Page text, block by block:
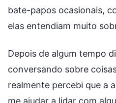
bate-papos ocasionais,
elas entendiam muito
Depois de algum tempo
conversando sobre
realmente percebi que a
me ajudar a lidar com